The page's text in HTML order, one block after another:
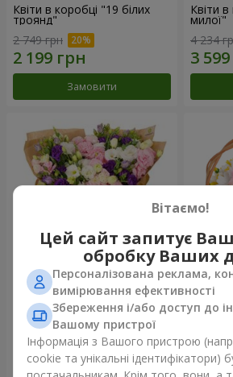
Квіти в коробці "19 білих
троянд"
2 749 грн
Замовити
Квіти
милої"
4 234
15 різнокольорових еустом
3 145 грн
Замовити
Кошик
Вітаємо!
Цей сайт запитує
обробку Ваших
Персоналізована реклама,
вимірювання ефективності
Збереження і/або доступ до
Вашому пристрої
Інформація з Вашого пристрою
cookie та унікальні ідентифікатори)